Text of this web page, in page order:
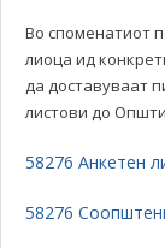
Во споменатиот
лиоца ид
да доставуваат
листови до
58276 Анкетен
58276